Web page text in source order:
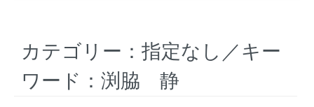
カテゴリー：指定なし／キー
ワード：渕脇 静